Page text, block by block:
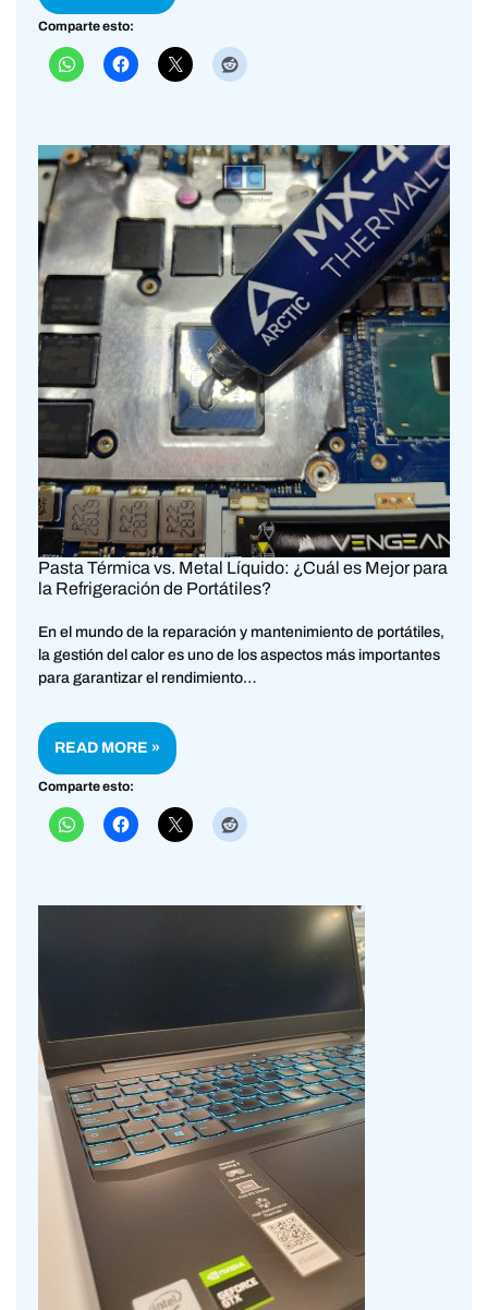
Comparte esto:
Pasta Térmica vs. Metal Líquido: ¿Cuál es Mejor para
la Refrigeración de Portátiles?
En el mundo de la reparación y mantenimiento de portátiles,
la gestión del calor es uno de los aspectos más importantes
para garantizar el rendimiento…
READ MORE »
Comparte esto: